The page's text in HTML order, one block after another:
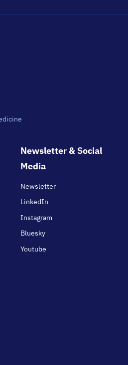
Newsletter & Social
Media
Newsletter
LinkedIn
Instagram
Bluesky
Youtube